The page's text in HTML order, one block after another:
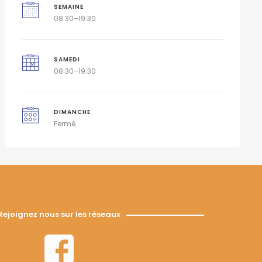
SEMAINE
08:30–19:30
SAMEDI
08:30–19:30
DIMANCHE
Fermé
nous sur les réseaux